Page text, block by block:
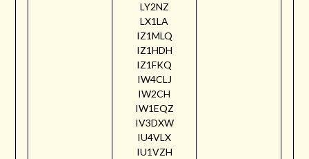
LY2NZ
LX1LA
IZ1MLQ
IZ1HDH
IZ1FKQ
IW4CLJ
IW2CH
IW1EQZ
IV3DXW
IU4VLX
IU1VZH